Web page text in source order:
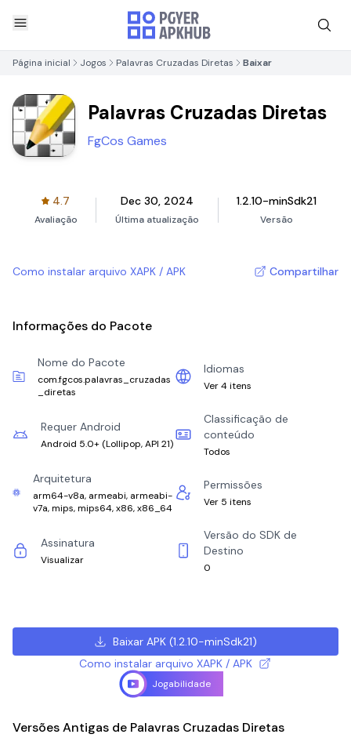
Página inicial Jogos Palavras Cruzadas Diretas Baixar
Palavras Cruzadas Diretas
FgCos Games
4.7
Avaliação
Dec 30, 2024
Última atualização
1.2.10-minSdk21
Versão
Como instalar arquivo XAPK / APK Compartilhar
Informações do Pacote
Nome do Pacote
com.fgcos.palavras_cruzadas
_diretas
Idiomas
Ver 4 itens
Requer Android
Android 5.0+ (Lollipop, API 21)
Classificação de
conteúdo
Todos
Arquitetura
arm64-v8a, armeabi, armeabi-
v7a, mips, mips64, x86, x86_64
Permissões
Ver 5 itens
Assinatura
Visualizar
Versão do SDK de
Destino
0
Baixar APK(1.2.10-minSdk21)
Como instalar arquivo XAPK / APK
Jogabilidade
Versões Antigas de Palavras Cruzadas Diretas